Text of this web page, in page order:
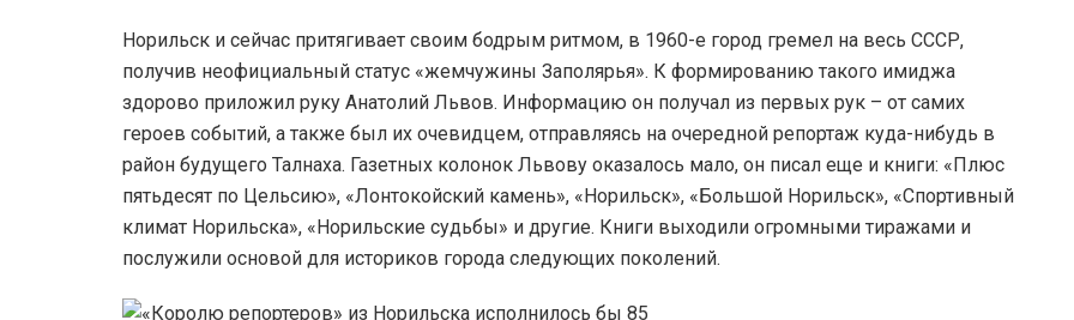
Норильск и сейчас притягивает своим бодрым ритмом, в 1960-е город гремел на весь СССР,
получив неофициальный статус «жемчужины Заполярья». К формированию такого имиджа
здорово приложил руку Анатолий Львов. Информацию он получал из первых рук – от самих
героев событий, а также был их очевидцем, отправляясь на очередной репортаж куда-нибудь в
район будущего Талнаха. Газетных колонок Львову оказалось мало, он писал еще и книги: «Плюс
пятьдесят по Цельсию», «Лонтокойский камень», «Норильск», «Большой Норильск», «Спортивный
климат Норильска», «Норильские судьбы» и другие. Книги выходили огромными тиражами и
послужили основой для историков города следующих поколений.